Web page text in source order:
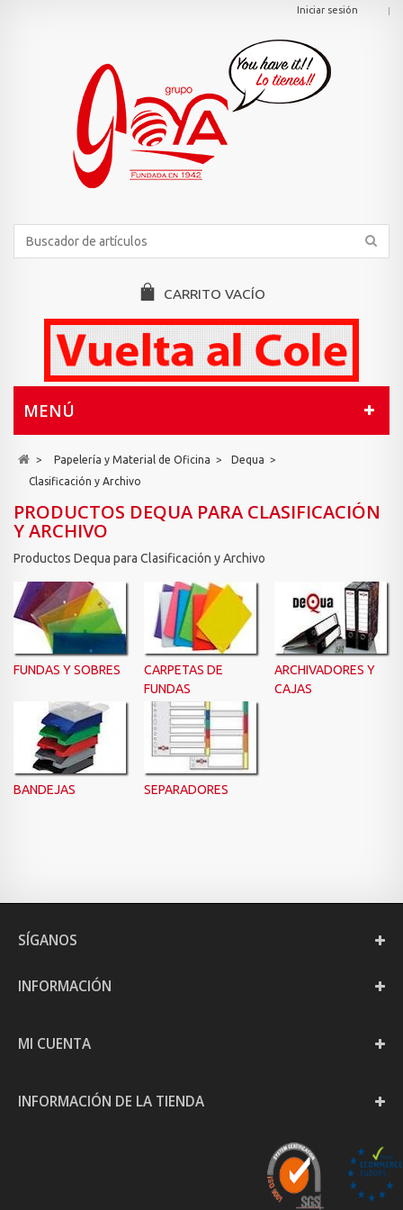
Iniciar sesión
CARRITO VACÍO
MENÚ
> Papelería y Material de Oficina > Dequa >
Clasificación y Archivo
PRODUCTOS DEQUA PARA CLASIFICACIÓN
Y ARCHIVO
Productos Dequa para Clasificación y Archivo
FUNDAS Y SOBRES
CARPETAS DE
FUNDAS
ARCHIVADORES Y
CAJAS
BANDEJAS SEPARADORES
SÍGANOS
INFORMACIÓN
MI CUENTA
INFORMACIÓN DE LA TIENDA